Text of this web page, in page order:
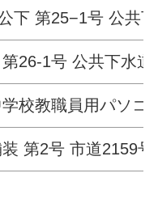
下 第25−1号 公共
26-1号 公共下水
学校教職員用パソ
第2号 市道2159